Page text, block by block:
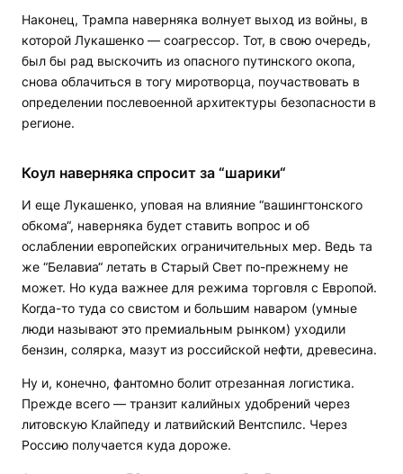
Наконец, Трампа наверняка волнует выход из войны, в
которой Лукашенко — соагрессор. Тот, в свою очередь,
был бы рад выскочить из опасного путинского окопа,
снова облачиться в тогу миротворца, поучаствовать в
определении послевоенной архитектуры безопасности в
регионе.
Коул наверняка спросит за “шарики“
И еще Лукашенко, уповая на влияние “вашингтонского
обкома“, наверняка будет ставить вопрос и об
ослаблении европейских ограничительных мер. Ведь та
же “Белавиа“ летать в Старый Свет по-прежнему не
может. Но куда важнее для режима торговля с Европой.
Когда-то туда со свистом и большим наваром (умные
люди называют это премиальным рынком) уходили
бензин, солярка, мазут из российской нефти, древесина.
Ну и, конечно, фантомно болит отрезанная логистика.
Прежде всего — транзит калийных удобрений через
литовскую Клайпеду и латвийский Вентспилс. Через
Россию получается куда дороже.